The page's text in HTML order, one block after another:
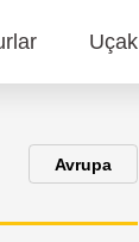
Uçak
Avrupa